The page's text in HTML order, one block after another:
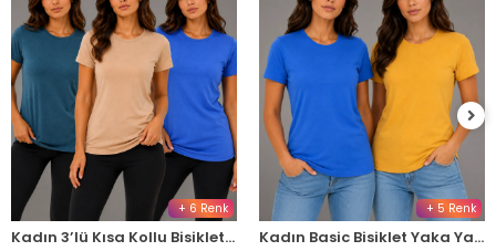
+ 6 Renk
Kadın 3’lü Kısa Kollu Bisiklet Yaka Basic Slim Fit T-Shirt -Petrol Mavisi - Bej - Mavi
+ 5 Renk
Kadın Basic Bisiklet Yaka Yazlık Slim fit T-Shirt - Mavi & Hardal Sarısı